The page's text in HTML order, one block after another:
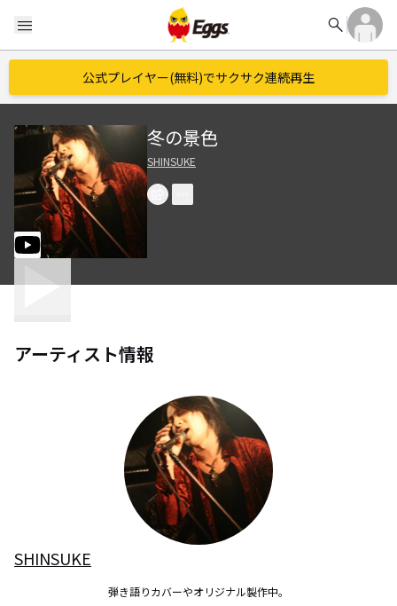
menu search
公式プレイヤー(無料)でサクサク連続再生
冬の景色
SHINSUKE
アーティスト情報
SHINSUKE
弾き語りカバーやオリジナル製作中。